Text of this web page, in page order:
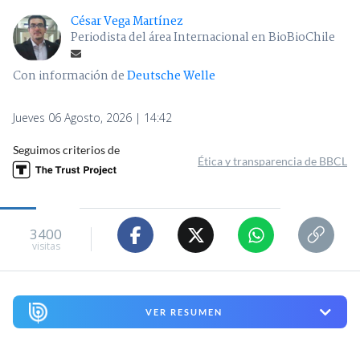
César Vega Martínez
Periodista del área Internacional en BioBioChile
Con información deDeutsche Welle
Jueves 06 Agosto, 2026 | 14:42
Seguimos criterios de
Ética y transparencia de BBCL
3400
visitas
VER RESUMEN